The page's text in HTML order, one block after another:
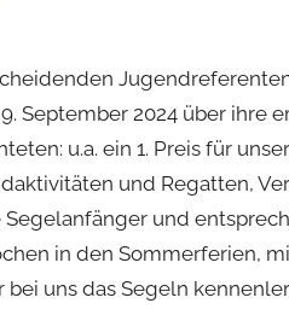
September 2024 über ihre
u.a. ein 1. Preis für
und Regatten,
Segelanfänger und
in den Sommerferien,
uns das Segeln